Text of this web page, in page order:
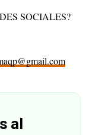
SOCIALES?
al